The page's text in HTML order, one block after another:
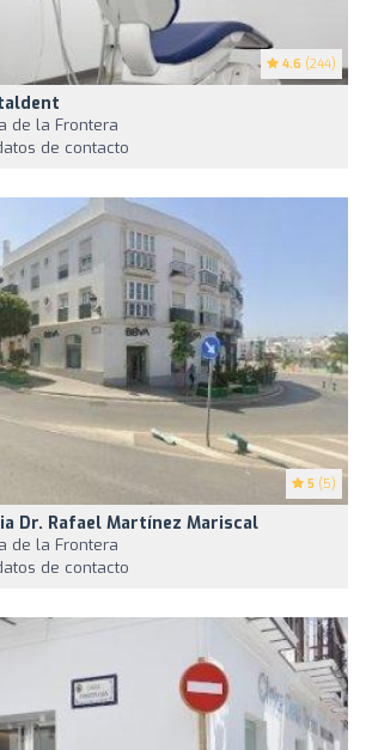
4.6 (244)
de la Frontera
de contacto
5 (5)
Dr. Rafael Martínez Mariscal
de la Frontera
de contacto